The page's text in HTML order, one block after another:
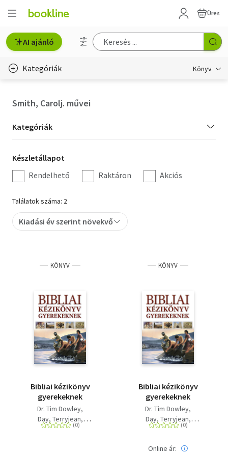
Üres
AI ajánló
Kategóriák Könyv
Hobbi, szabadidő
Irodalom
Művészet
Szakkönyv
Tankönyv, segédkönyv
Természettudomány
Történelem
Smith, Carolj. művei
Kategória
szűrés
Kategóriák
Készletállapot
szűrés
Készletállapot
Rendelhető
Raktáron Akciós
Találatok száma: 2
Kiadási év szerint növekvő
KÖNYV
Bibliai kézikönyv
gyerekeknek
Dr. Tim Dowley
Day, Terryjean
Smith, Carolj.
KÖNYV
Bibliai kézikönyv
gyerekeknek
Dr. Tim Dowley
Day, Terryjean
Smith, Carolj.
Online ár: